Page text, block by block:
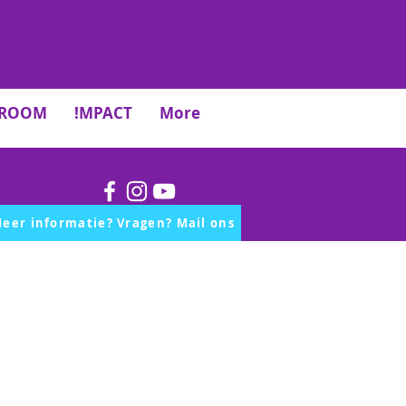
!MPACT More
informatie? Vragen? Mail ons